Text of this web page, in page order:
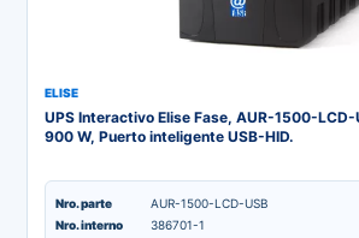
ELISE
UPS Interactivo Elise Fase, AUR-1500-
900 W, Puerto inteligente USB-HID.
Nro. parte
AUR-1500-LCD-USB
Nro. interno
386701-1